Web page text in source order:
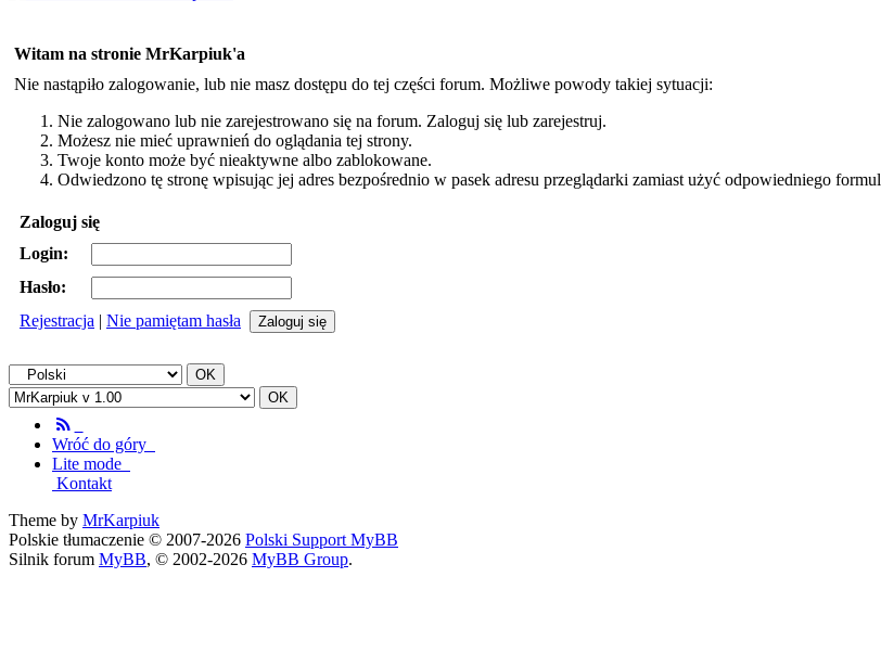
Witam na stronie MrKarpiuk'a
Nie nastąpiło zalogowanie, lub nie masz dostępu do tej części forum. Możliwe powody takiej sytuacji:
Nie zalogowano lub nie zarejestrowano się na forum. Zaloguj się lub zarejestruj.
Możesz nie mieć uprawnień do oglądania tej strony.
Twoje konto może być nieaktywne albo zablokowane.
Odwiedzono tę stronę wpisując jej adres bezpośrednio w pasek adresu przeglądarki zamiast użyć odpowiedniego
Zaloguj się
Login:
Hasło:
Rejestracja | Nie pamiętam hasła
Wróć do góry
Lite mode
Kontakt
Theme by MrKarpiuk
Polskie tłumaczenie © 2007-2026 Polski Support MyBB
Silnik forum MyBB, © 2002-2026 MyBB Group.